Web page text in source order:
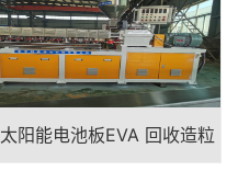
太阳能电池板EVA 回收造粒